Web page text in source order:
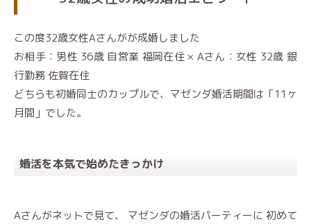
この度32歳女性Aさんがが成婚しました
お相手：男性 36歳 自営業 福岡在住 × Aさん：女性 32歳 銀
行勤務 佐賀在住
どちらも初婚同士のカップルで、マゼンダ婚活期間は「11ヶ
月間」でした。
婚活を本気で始めたきっかけ
Aさんがネットで見て、 マゼンダの婚活パーティーに 初めて